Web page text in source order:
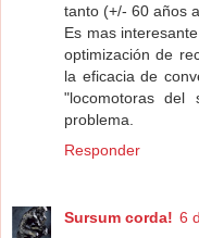
tanto (+/- 60 años
Es mas
optimización de
la eficacia de
"locomotoras del
problema.
Responder
Sursum corda! 6